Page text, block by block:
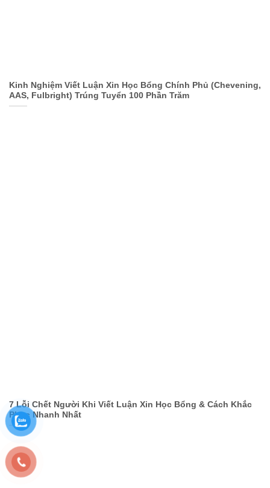
Kinh Nghiệm Viết Luận Xin Học Bổng Chính Phủ (Chevening,
AAS, Fulbright) Trúng Tuyển 100 Phần Trăm
7 Lỗi Chết Người Khi Viết Luận Xin Học Bổng & Cách Khắc
Phục Nhanh Nhất